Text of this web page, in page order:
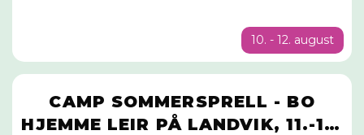
10. - 12. august
CAMP SOMMERSPRELL - BO
HJEMME LEIR PÅ LANDVIK, 11.-12.